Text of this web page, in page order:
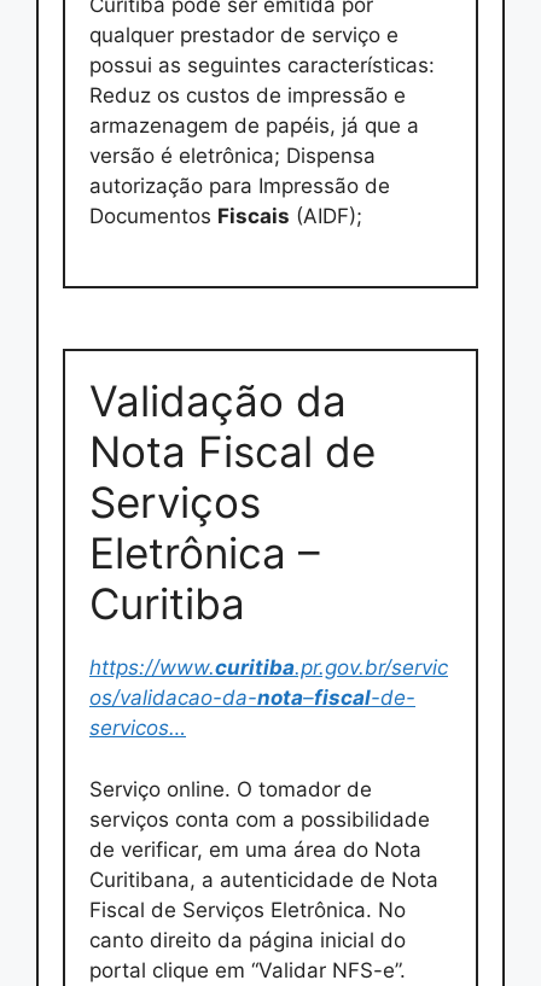
qualquer prestador de serviço e
possui as seguintes características:
Reduz os custos de impressão e
armazenagem de papéis, já que a
versão é eletrônica; Dispensa
autorização para Impressão de
Documentos Fiscais (AIDF);
Validação da
Nota Fiscal de
Serviços
Eletrônica –
Curitiba
https://www.curitiba.pr.gov.br/servic
os/validacao-da-nota–fiscal-de-
servicos…
Serviço online. O tomador de
serviços conta com a possibilidade
de verificar, em uma área do Nota
Curitibana, a autenticidade de Nota
Fiscal de Serviços Eletrônica. No
canto direito da página inicial do
portal clique em “Validar NFS-e”.